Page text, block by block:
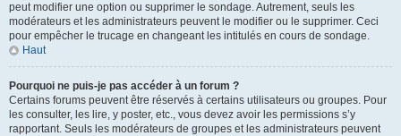
peut modifier une option ou supprimer le sondage. Autrement, seuls les
modérateurs et les administrateurs peuvent le modifier ou le supprimer. Ceci
pour empêcher le trucage en changeant les intitulés en cours de sondage.
Haut
Pourquoi ne puis-je pas accéder à un forum ?
Certains forums peuvent être réservés à certains utilisateurs ou groupes. Pour
les consulter, les lire, y poster, etc., vous devez avoir les permissions s’y
rapportant. Seuls les modérateurs de groupes et les administrateurs peuvent